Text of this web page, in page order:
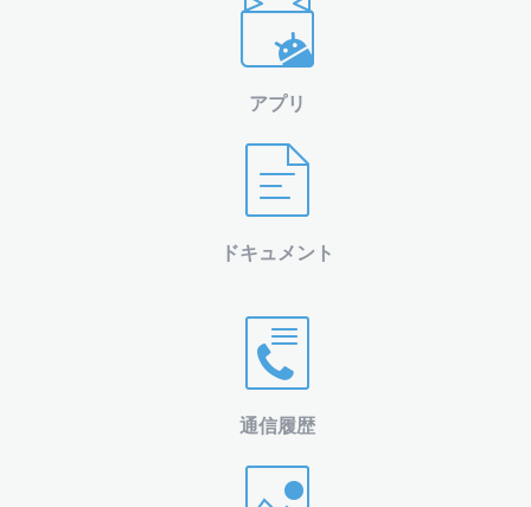
アプリ
ドキュメント
通信履歴